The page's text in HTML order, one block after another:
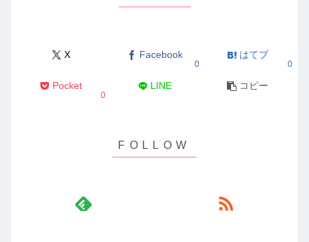
X Facebook
0
はてブ
0
Pocket
0
LINE コピー